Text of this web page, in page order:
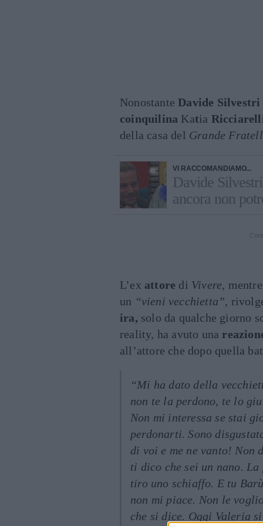
NonostanteDavide Silvestri
coinquilina Katia
della casa del Grande
VI RACCOMANDIAMO...
Davide
ancora non
L’ex attore di Vivere, mentre
un “vieni vecchietta”,
ira, solo da qualche giorno
reality, ha avuto una
all’attore che dopo quella
“Mi ha dato della
non te la perdono, te lo
Non mi interessa se stai
perdonarti. Sono
di voi e me ne vanto! Non
ti dico che sei un nano.
tiro uno schiaffo. E tu
non mi piace. Non le
che si dice. Oggi Valeria